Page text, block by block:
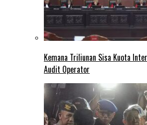
Kemana Triliunan Sisa Kuota
Audit Operator